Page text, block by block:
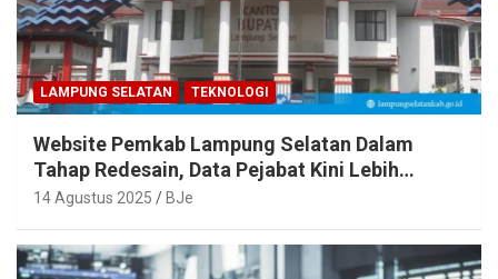
LAMPUNG SELATAN TEKNOLOGI
Website Pemkab Lampung Selatan Dalam
Tahap Redesain, Data Pejabat Kini Lebih
Mudah Diakses
14 Agustus 2025 BJe